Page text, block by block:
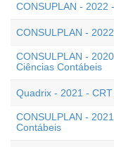
CONSUPLAN - 2022
CONSULPLAN -
CONSULPLAN -
Ciências Contábeis
Quadrix - 2021 -
CONSULPLAN -
Contábeis